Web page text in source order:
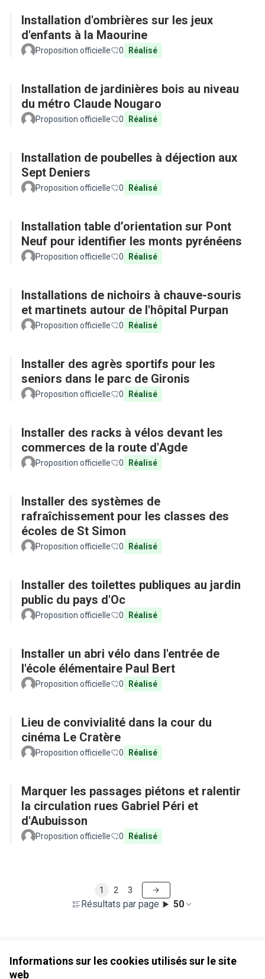
Informations sur les cookies utilisés sur le site
web
Installation d'ombrières sur les jeux
d'enfants à la Maourine
Proposition officielle 0 Réalisé
Installation de jardinières bois au niveau
du métro Claude Nougaro
Proposition officielle 0 Réalisé
Installation de poubelles à déjection aux
Sept Deniers
Proposition officielle 0 Réalisé
Installation table d’orientation sur Pont
Neuf pour identifier les monts pyrénéens
Proposition officielle 0 Réalisé
Installations de nichoirs à chauve-souris
et martinets autour de l'hôpital Purpan
Proposition officielle 0 Réalisé
Installer des agrès sportifs pour les
seniors dans le parc de Gironis
Proposition officielle 0 Réalisé
Installer des racks à vélos devant les
commerces de la route d'Agde
Proposition officielle 0 Réalisé
Installer des systèmes de
rafraîchissement pour les classes des
écoles de St Simon
Proposition officielle 0 Réalisé
Installer des toilettes publiques au jardin
public du pays d'Oc
Proposition officielle 0 Réalisé
Installer un abri vélo dans l'entrée de
l'école élémentaire Paul Bert
Proposition officielle 0 Réalisé
Lieu de convivialité dans la cour du
cinéma Le Cratère
Proposition officielle 0 Réalisé
Marquer les passages piétons et ralentir
la circulation rues Gabriel Péri et
d'Aubuisson
Proposition officielle 0 Réalisé
Résultats par page : 50
1 2 3